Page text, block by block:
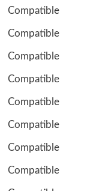
Compatible
Compatible
Compatible
Compatible
Compatible
Compatible
Compatible
Compatible